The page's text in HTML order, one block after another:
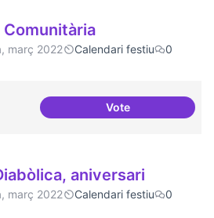
Comunitària
març 2022 Calendari festiu
0
VotePodcast Radio
aniversari
març 2022 Calendari festiu
0